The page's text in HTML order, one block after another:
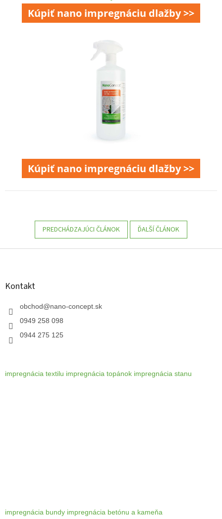
Kúpiť nano impregnáciu dlažby >>
Kúpiť nano impregnáciu dlažby >>
PREDCHÁDZAJÚCI ČLÁNOK ĎALŠÍ ČLÁNOK
Z
Kontakt
obchod@nano-concept.sk
0949 258 098
0944 275 125
impregnácia textilu impregnácia topánok impregnácia stanu
impregnácia bundy impregnácia betónu a kameňa